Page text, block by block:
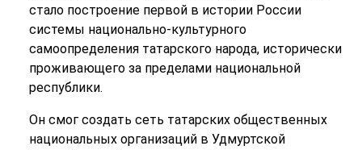
стало построение первой в истории России
системы национально-культурного
самоопределения татарского народа, исторически
проживающего за пределами национальной
республики.
Он смог создать сеть татарских общественных
национальных организаций в Удмуртской